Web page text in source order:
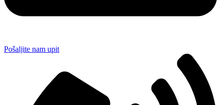
Pošaljite nam upit